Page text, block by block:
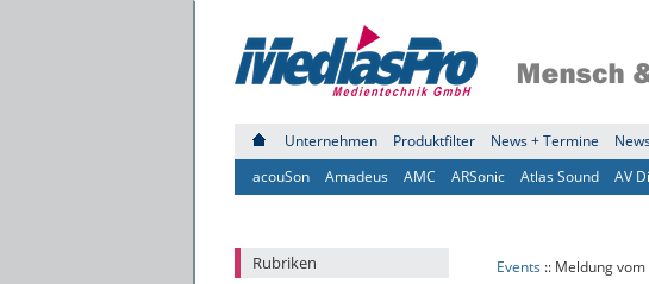
Unternehmen Produktfilter News + Termine
acouSon
Amadeus AMC ARSonic Atlas Sound AV
Rubriken
Events :: Meldung